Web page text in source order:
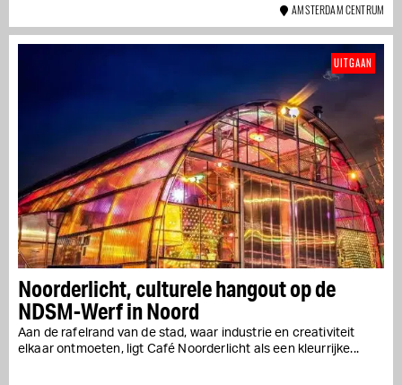
AMSTERDAM CENTRUM
Noorderlicht, culturele hangout op de
NDSM-Werf in Noord
Aan de rafelrand van de stad, waar industrie en creativiteit
elkaar ontmoeten, ligt Café Noorderlicht als een kleurrijke...
UITGAAN